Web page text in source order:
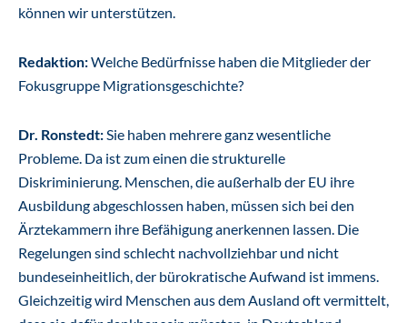
können wir unterstützen.
Redaktion:Welche Bedürfnisse haben die Mitglieder der
Fokusgruppe Migrationsgeschichte?
Dr. Ronstedt:Sie haben mehrere ganz wesentliche
Probleme. Da ist zum einen die strukturelle
Diskriminierung. Menschen, die außerhalb der EU ihre
Ausbildung abgeschlossen haben, müssen sich bei den
Ärztekammern ihre Befähigung anerkennen lassen. Die
Regelungen sind schlecht nachvollziehbar und nicht
bundeseinheitlich, der bürokratische Aufwand ist immens.
Gleichzeitig wird Menschen aus dem Ausland oft vermittelt,